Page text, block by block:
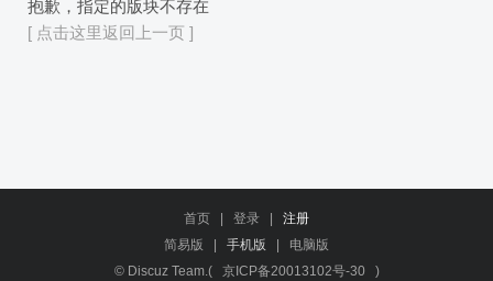
抱歉，指定的版块不存在
[ 点击这里返回上一页 ]
首页 登录
注册
简易版
手机版
电脑版
© Discuz Team.(
京ICP备20013102号-30 )